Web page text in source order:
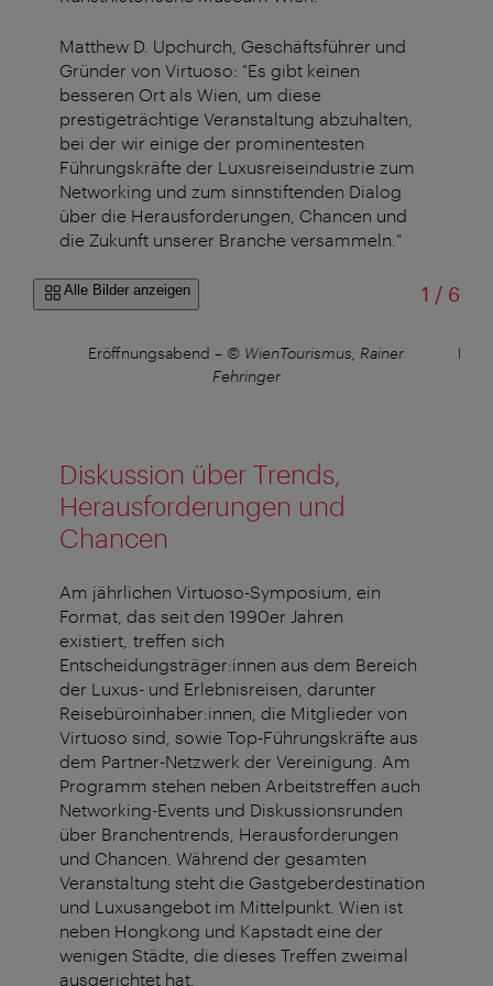
Matthew D. Upchurch, Geschäftsführer und
Gründer von Virtuoso: "Es gibt keinen
besseren Ort als Wien, um diese
prestigeträchtige Veranstaltung abzuhalten,
bei der wir einige der prominentesten
Führungskräfte der Luxusreiseindustrie zum
Networking und zum sinnstiftenden Dialog
über die Herausforderungen, Chancen und
die Zukunft unserer Branche versammeln."
Alle Bilder anzeigen 1 /von
6
Eröffnungsabend – © WienTourismus, Rainer
Fehringer
Diskussion über Trends,
Herausforderungen und
Chancen
Am jährlichen Virtuoso-Symposium, ein
Format, das seit den 1990er Jahren
existiert, treffen sich
Entscheidungsträger:innen aus dem Bereich
der Luxus- und Erlebnisreisen, darunter
Reisebüroinhaber:innen, die Mitglieder von
Virtuoso sind, sowie Top-Führungskräfte aus
dem Partner-Netzwerk der Vereinigung. Am
Programm stehen neben Arbeitstreffen auch
Networking-Events und Diskussionsrunden
über Branchentrends, Herausforderungen
und Chancen. Während der gesamten
Veranstaltung steht die Gastgeberdestination
und Luxusangebot im Mittelpunkt. Wien ist
neben Hongkong und Kapstadt eine der
wenigen Städte, die dieses Treffen zweimal
ausgerichtet hat.